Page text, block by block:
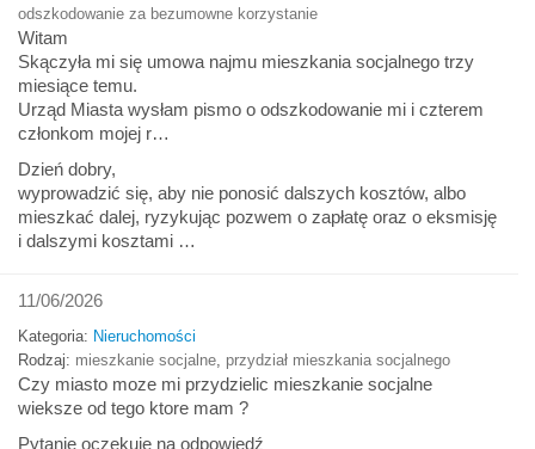
odszkodowanie za bezumowne korzystanie
Witam
Skączyła mi się umowa najmu mieszkania socjalnego trzy
miesiące temu.
Urząd Miasta wysłam pismo o odszkodowanie mi i czterem
członkom mojej r…
Dzień dobry,
wyprowadzić się, aby nie ponosić dalszych kosztów, albo
mieszkać dalej, ryzykując pozwem o zapłatę oraz o eksmisję
i dalszymi kosztami …
11/06/2026
Kategoria: Nieruchomości
Rodzaj: mieszkanie socjalne przydział mieszkania socjalnego
Czy miasto moze mi przydzielic mieszkanie socjalne
wieksze od tego ktore mam ?
Pytanie oczekuje na odpowiedź